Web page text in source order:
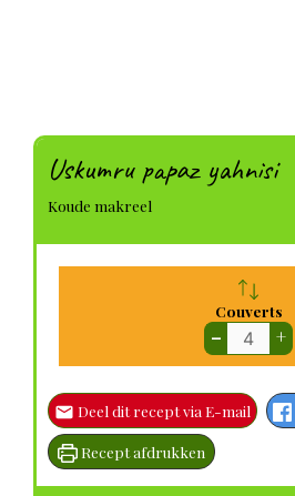
Uskumru papaz yahnisi
Koude makreel
Couverts
– +
Deel dit recept via E-mail
Recept afdrukken